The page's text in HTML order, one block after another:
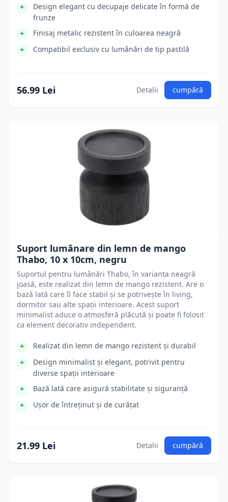
Design elegant cu decupaje delicate în formă de
frunze
Finisaj metalic rezistent în culoarea neagră
Compatibil exclusiv cu lumânări de tip pastilă
56.99 Lei Detalii cumpără
Suport lumânare din lemn de mango
Thabo, 10 x 10cm, negru
Suportul pentru lumânări Thabo, în varianta neagră
joasă, este realizat din lemn de mango rezistent. Are o
bază lată care îl face stabil și se potrivește în living,
dormitor sau alte spații interioare. Acest suport
minimalist aduce o atmosferă plăcută și poate fi folosit
ca element decorativ independent.
Realizat din lemn de mango rezistent și durabil
Design minimalist și elegant, potrivit pentru
diverse spații interioare
Bază lată care asigură stabilitate și siguranță
Ușor de întreținut și de curățat
21.99 Lei Detalii cumpără